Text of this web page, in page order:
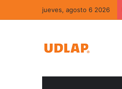
jueves, agosto 6 2026